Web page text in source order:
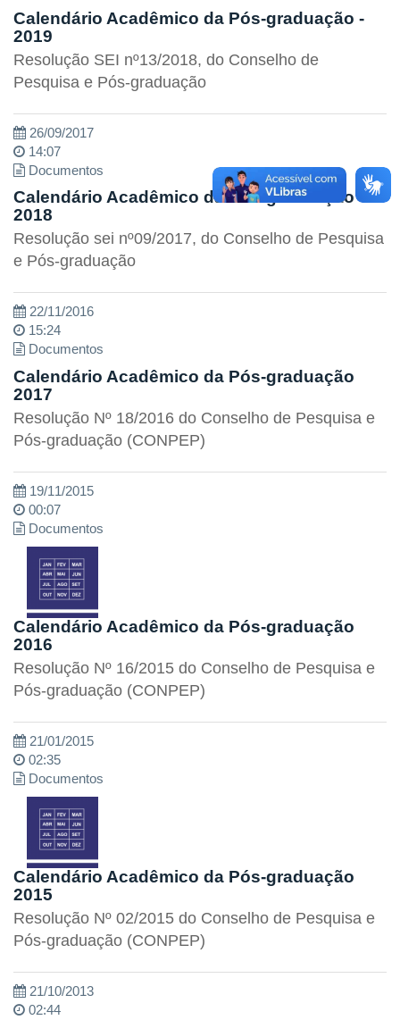
Calendário Acadêmico da Pós-graduação -
2019
Resolução SEI nº13/2018, do Conselho de
Pesquisa e Pós-graduação
26/09/2017
14:07
Documentos
Calendário Acadêmico da Pós-graduação -
2018
Resolução sei nº09/2017, do Conselho de Pesquisa
e Pós-graduação
22/11/2016
15:24
Documentos
Calendário Acadêmico da Pós-graduação
2017
Resolução Nº 18/2016 do Conselho de Pesquisa e
Pós-graduação (CONPEP)
19/11/2015
00:07
Documentos
Calendário Acadêmico da Pós-graduação
2016
Resolução Nº 16/2015 do Conselho de Pesquisa e
Pós-graduação (CONPEP)
21/01/2015
02:35
Documentos
Calendário Acadêmico da Pós-graduação
2015
Resolução Nº 02/2015 do Conselho de Pesquisa e
Pós-graduação (CONPEP)
21/10/2013
02:44